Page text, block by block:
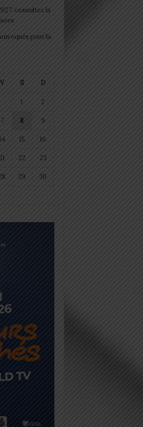
consultez la
pour la
V S D
1 2
7 8 9
15 16
21 22 23
29 30